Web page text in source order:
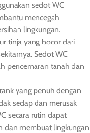
sedot WC
mencegah
lingkungan.
tinja yang bocor dari
Sedot WC
pencemaran tanah dan
yang penuh dengan
sedap dan merusak
secara rutin dapat
dan membuat lingkungan